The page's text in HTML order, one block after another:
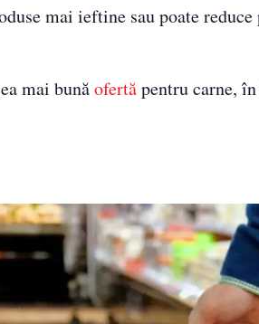
mai ieftine sau poate
mai bunăofertăpentru carne,